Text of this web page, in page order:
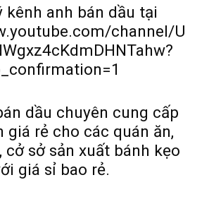
kênh anh bán dầu tại
channel/U
dầu chuyên cung cấp
giá rẻ cho các quán ăn,
cở sở sản xuất bánh kẹo
giá sỉ bao rẻ.